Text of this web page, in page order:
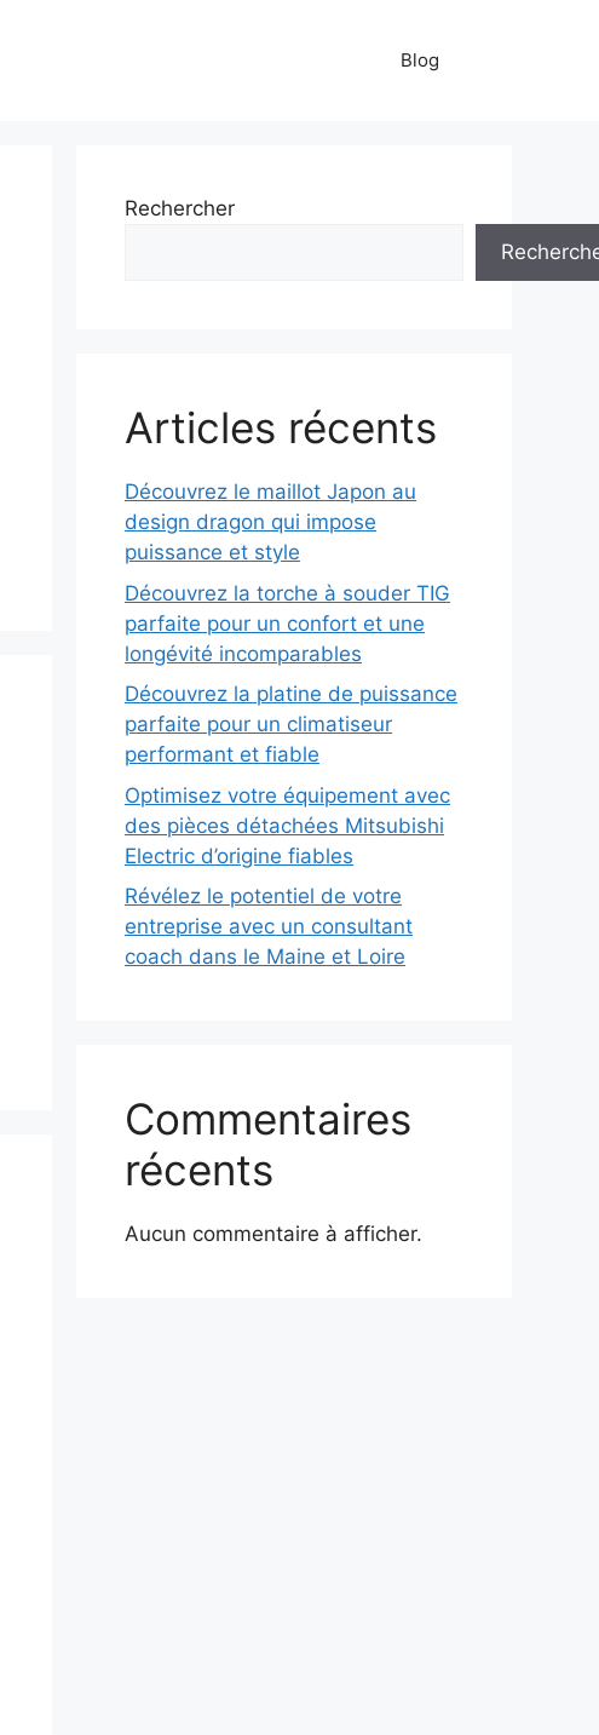
Blog
Rechercher
Articles récents
Découvrez le maillot Japon au
design dragon qui impose
puissance et style
Découvrez la torche à souder TIG
parfaite pour un confort et une
longévité incomparables
Découvrez la platine de puissance
parfaite pour un climatiseur
performant et fiable
Optimisez votre équipement avec
des pièces détachées Mitsubishi
Electric d’origine fiables
Révélez le potentiel de votre
entreprise avec un consultant
coach dans le Maine et Loire
Commentaires
récents
Aucun commentaire à afficher.